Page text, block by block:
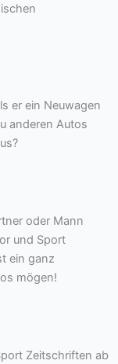
er ein Neuwagen
anderen Autos
oder Mann
und Sport
ein ganz
mögen!
Zeitschriften ab